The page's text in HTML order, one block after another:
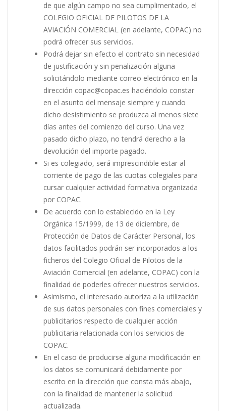
de que algún campo no sea cumplimentado, el
COLEGIO OFICIAL DE PILOTOS DE LA
AVIACIÓN COMERCIAL (en adelante, COPAC) no
podrá ofrecer sus servicios.
Podrá dejar sin efecto el contrato sin necesidad
de justificación y sin penalización alguna
solicitándolo mediante correo electrónico en la
dirección copac@copac.es haciéndolo constar
en el asunto del mensaje siempre y cuando
dicho desistimiento se produzca al menos siete
días antes del comienzo del curso. Una vez
pasado dicho plazo, no tendrá derecho a la
devolución del importe pagado.
Si es colegiado, será imprescindible estar al
corriente de pago de las cuotas colegiales para
cursar cualquier actividad formativa organizada
por COPAC.
De acuerdo con lo establecido en la Ley
Orgánica 15/1999, de 13 de diciembre, de
Protección de Datos de Carácter Personal, los
datos facilitados podrán ser incorporados a los
ficheros del Colegio Oficial de Pilotos de la
Aviación Comercial (en adelante, COPAC) con la
finalidad de poderles ofrecer nuestros servicios.
Asimismo, el interesado autoriza a la utilización
de sus datos personales con fines comerciales y
publicitarios respecto de cualquier acción
publicitaria relacionada con los servicios de
COPAC.
En el caso de producirse alguna modificación en
los datos se comunicará debidamente por
escrito en la dirección que consta más abajo,
con la finalidad de mantener la solicitud
actualizada.